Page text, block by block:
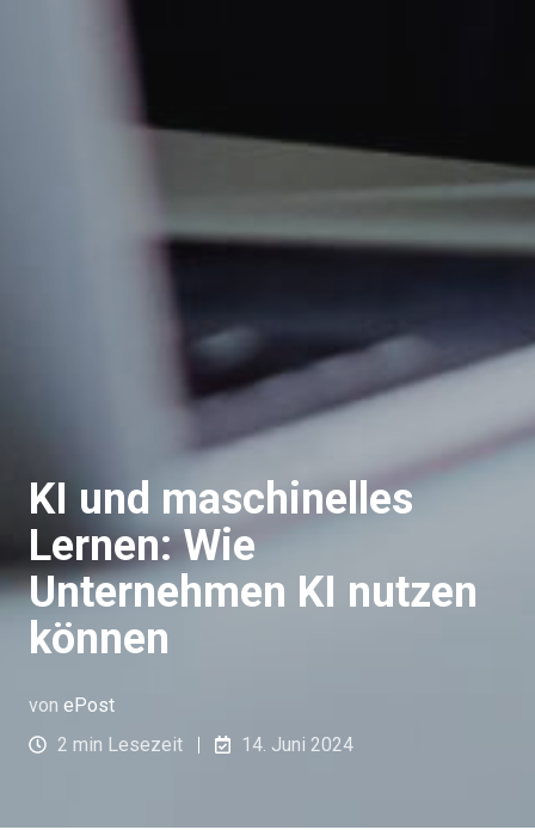
KI und maschinelles
Lernen: Wie
Unternehmen KI nutzen
können
von ePost
2 min Lesezeit
14. Juni 2024